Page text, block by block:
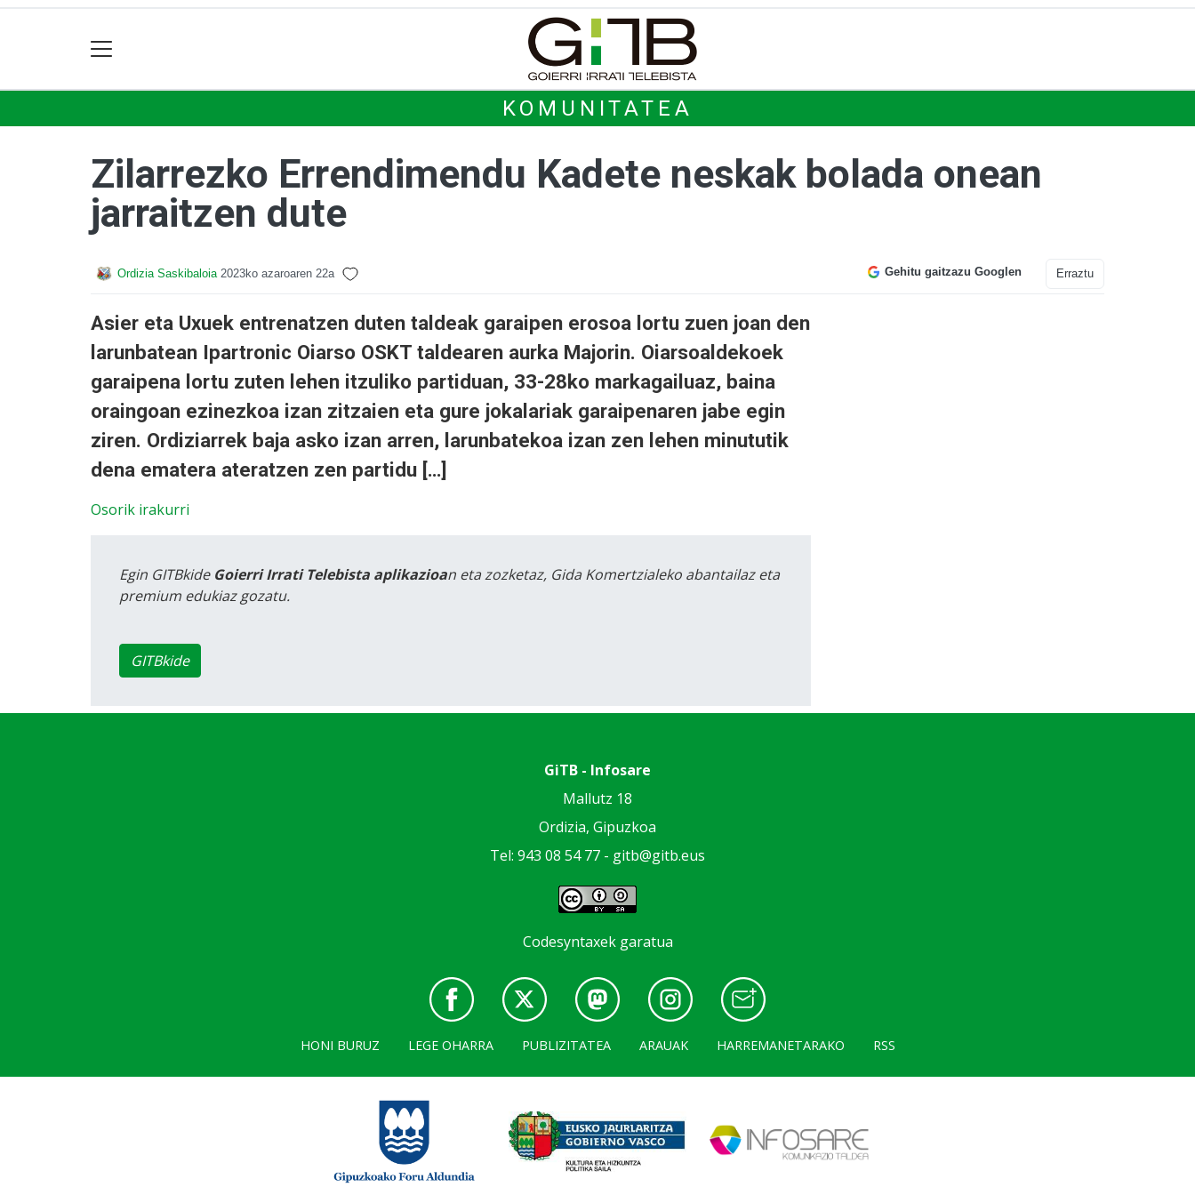
KOMUNITATEA
Zilarrezko Errendimendu Kadete neskak bolada onean
jarraitzen dute
Ordizia Saskibaloia 2023ko azaroaren 22a Gehitu gaitzazu Googlen Erraztu
Asier eta Uxuek entrenatzen duten taldeak garaipen erosoa lortu zuen joan den
larunbatean Ipartronic Oiarso OSKT taldearen aurka Majorin. Oiarsoaldekoek
garaipena lortu zuten lehen itzuliko partiduan, 33-28ko markagailuaz, baina
oraingoan ezinezkoa izan zitzaien eta gure jokalariak garaipenaren jabe egin
ziren. Ordiziarrek baja asko izan arren, larunbatekoa izan zen lehen minututik
dena ematera ateratzen zen partidu […]
Osorik irakurri
Egin GITBkide Goierri Irrati Telebista aplikazioan eta zozketaz, Gida Komertzialeko abantailaz eta
premium edukiaz gozatu.
GITBkide
GiTB - Infosare
Mallutz 18
Ordizia, Gipuzkoa
Tel: 943 08 54 77 - gitb@gitb.eus
Codesyntaxek garatua
HONI BURUZ LEGE OHARRA PUBLIZITATEA ARAUAK HARREMANETARAKO RSS